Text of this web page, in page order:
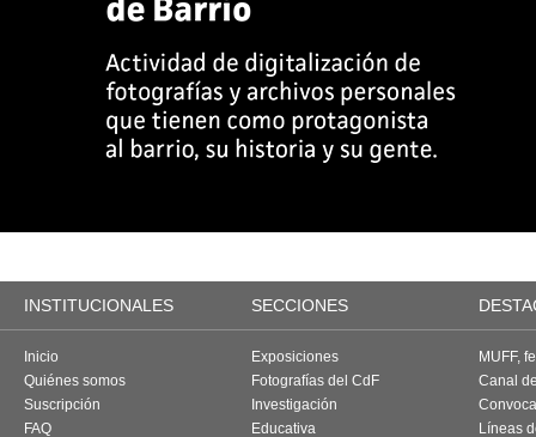
INSTITUCIONALES SECCIONES
Inicio
Quiénes somos
Suscripción
FAQ
Exposiciones
Fotografías del CdF
Investigación
Educativa
MUFF,
Canal
Líneas